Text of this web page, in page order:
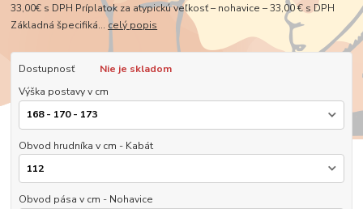
33,00€ s DPH Príplatok za atypickú veľkosť – nohavice – 33,00 € s DPH
Základná špecifiká... celý popis
Dostupnosť
Nie je skladom
Výška postavy v cm
Obvod hrudníka v cm - Kabát
Obvod pása v cm - Nohavice